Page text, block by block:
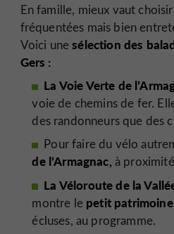
En famille, mieux vaut
fréquentées mais bien
Voici unesélection des
Gers :
La Voie Verte de
voie de chemins de fer.
des randonneurs que des
Pour faire du vélo
de l’Armagnac,à
La Véloroute de la
montre le petit
écluses, au programme.